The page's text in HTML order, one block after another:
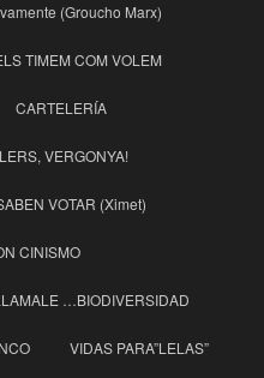
(Groucho Marx)
TIMEM COM VOLEM
CARTELERÍA
VERGONYA!
VOTAR (Ximet)
CINISMO
…BIODIVERSIDAD
VIDAS PARA”LELAS”